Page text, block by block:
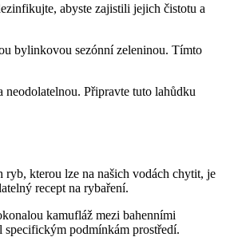
abyste zajistili jejich čistotu a
bylinkovou sezónní zeleninou. Tímto
Připravte tuto lahůdku
ryb, kterou lze na našich vodách chytit, je
recept na rybaření.
kamufláž mezi bahenními
specifickým podmínkám prostředí.